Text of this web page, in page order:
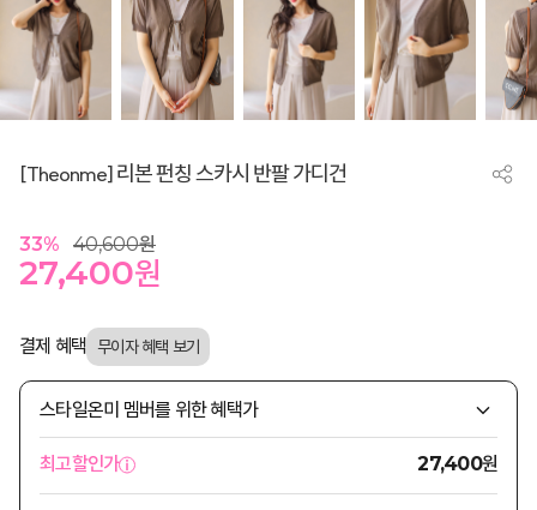
[Theonme] 리본 펀칭 스카시 반팔 가디건
33% 40,600원
27,400원
결제 혜택
스타일온미 멤버를 위한 혜택가
최고할인가 27,400원